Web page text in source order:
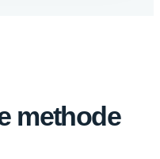
methode